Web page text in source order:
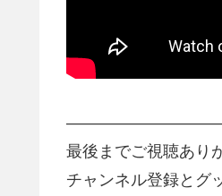
最後までご視聴あり
チャンネル登録とグ